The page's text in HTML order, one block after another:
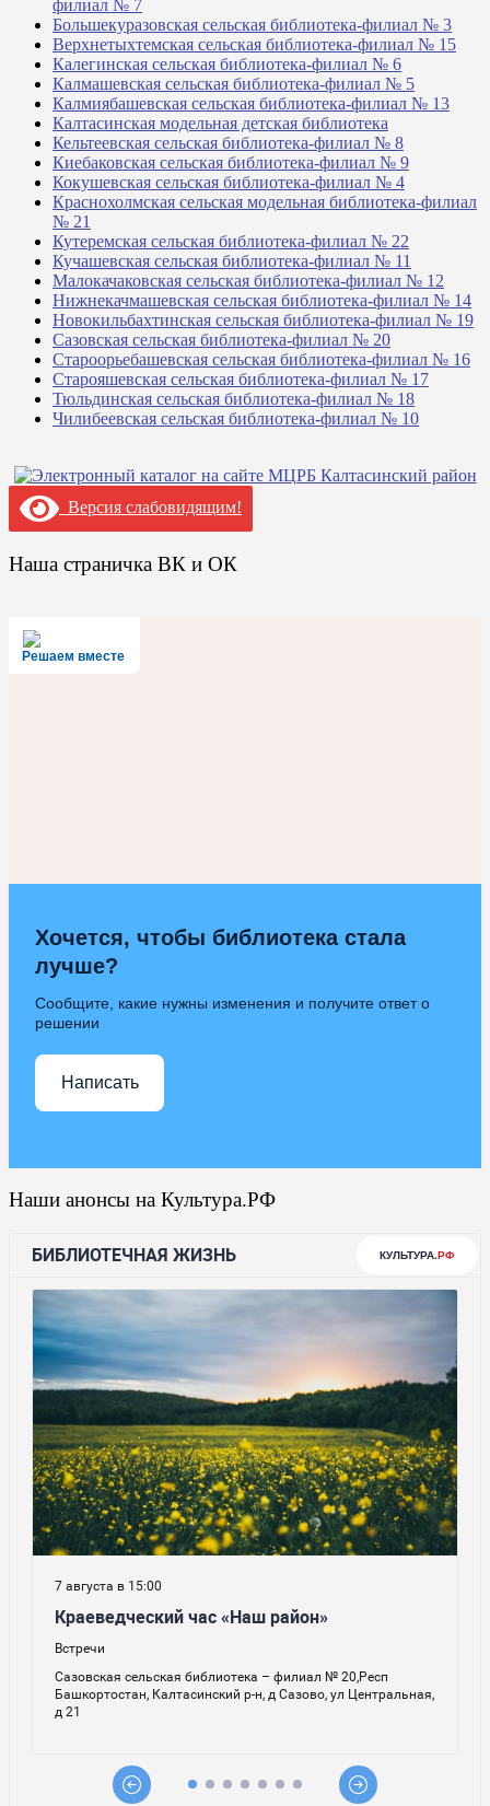
филиал № 7
Большекуразовская сельская библиотека-филиал № 3
Верхнетыхтемская сельская библиотека-филиал № 15
Калегинская сельская библиотека-филиал № 6
Калмашевская сельская библиотека-филиал № 5
Калмиябашевская сельская библиотека-филиал № 13
Калтасинская модельная детская библиотека
Кельтеевская сельская библиотека-филиал № 8
Киебаковская сельская библиотека-филиал № 9
Кокушевская сельская библиотека-филиал № 4
Краснохолмская сельская модельная библиотека-филиал
№ 21
Кутеремская сельская библиотека-филиал № 22
Кучашевская сельская библиотека-филиал № 11
Малокачаковская сельская библиотека-филиал № 12
Нижнекачмашевская сельская библиотека-филиал № 14
Новокильбахтинская сельская библиотека-филиал № 19
Сазовская сельская библиотека-филиал № 20
Староорьебашевская сельская библиотека-филиал № 16
Старояшевская сельская библиотека-филиал № 17
Тюльдинская сельская библиотека-филиал № 18
Чилибеевская сельская библиотека-филиал № 10
Версия слабовидящим!
Наша страничка ВК и ОК
Решаем вместе
Хочется, чтобы библиотека стала
лучше?
Сообщите, какие нужны изменения и получите ответ о
решении
Написать
Наши анонсы на Культура.РФ